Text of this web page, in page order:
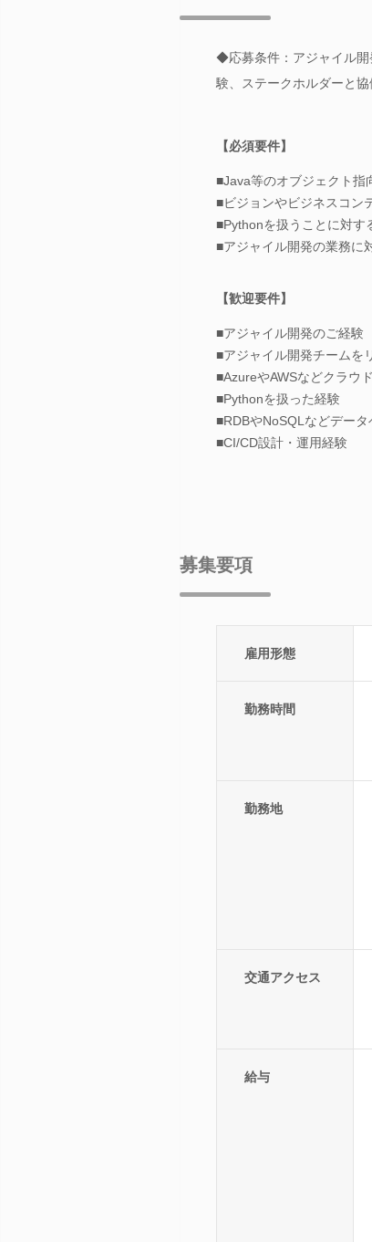
◆応募条件：アジャイル開
験、ステークホルダーと
【必須要件】
■Java等のオブジェクト指
■ビジョンやビジネスコン
■Pythonを扱うことに対す
■アジャイル開発の業務に
【歓迎要件】
■アジャイル開発のご経験
■アジャイル開発チームを
■AzureやAWSなどクラウ
■Pythonを扱った経験
■RDBやNoSQLなどデー
■CI/CD設計・運用経験
募集要項
雇用形態
勤務時間
勤務地
交通アクセス
給与